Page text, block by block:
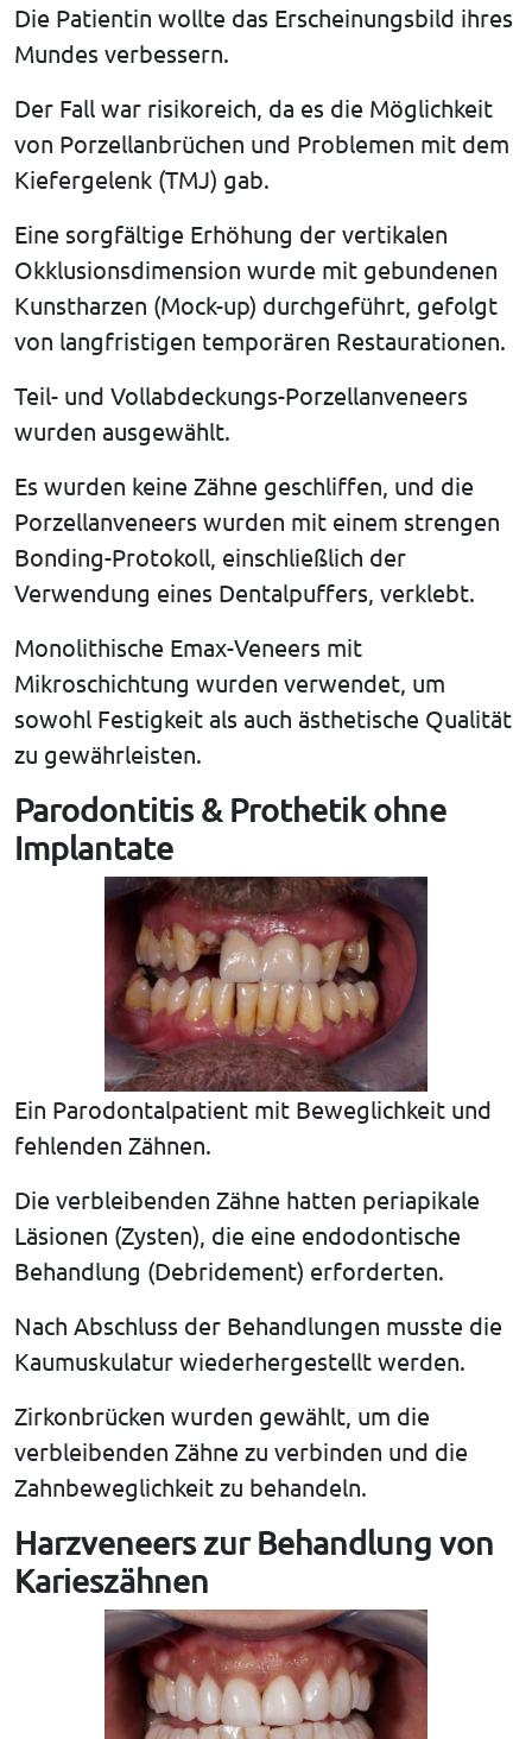
Die Patientin wollte das Erscheinungsbild ihres
Mundes verbessern.
Der Fall war risikoreich, da es die Möglichkeit
von Porzellanbrüchen und Problemen mit dem
Kiefergelenk (TMJ) gab.
Eine sorgfältige Erhöhung der vertikalen
Okklusionsdimension wurde mit gebundenen
Kunstharzen (Mock-up) durchgeführt, gefolgt
von langfristigen temporären Restaurationen.
Teil- und Vollabdeckungs-Porzellanveneers
wurden ausgewählt.
Es wurden keine Zähne geschliffen, und die
Porzellanveneers wurden mit einem strengen
Bonding-Protokoll, einschließlich der
Verwendung eines Dentalpuffers, verklebt.
Monolithische Emax-Veneers mit
Mikroschichtung wurden verwendet, um
sowohl Festigkeit als auch ästhetische Qualität
zu gewährleisten.
Parodontitis & Prothetik ohne
Implantate
Ein Parodontalpatient mit Beweglichkeit und
fehlenden Zähnen.
Die verbleibenden Zähne hatten periapikale
Läsionen (Zysten), die eine endodontische
Behandlung (Debridement) erforderten.
Nach Abschluss der Behandlungen musste die
Kaumuskulatur wiederhergestellt werden.
Zirkonbrücken wurden gewählt, um die
verbleibenden Zähne zu verbinden und die
Zahnbeweglichkeit zu behandeln.
Harzveneers zur Behandlung von
Karieszähnen